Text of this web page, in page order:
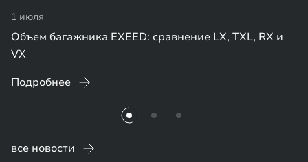
1 июля
Объем багажника EXEED: сравнение LX, TXL, RX и
VX
Подробнее
все новости